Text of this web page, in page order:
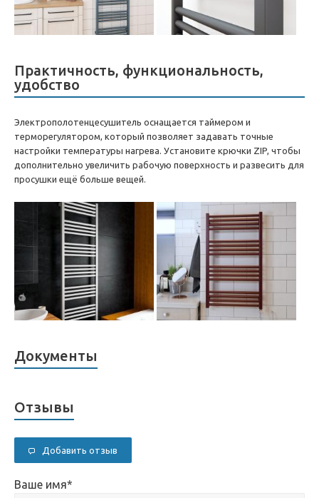
Практичность, функциональность,
удобство
Электрополотенцесушитель оснащается таймером и
терморегулятором, который позволяет задавать точные
настройки температуры нагрева. Установите крючки ZIP, чтобы
дополнительно увеличить рабочую поверхность и развесить для
просушки ещё больше вещей.
Документы
Отзывы
Добавить отзыв
Ваше имя*